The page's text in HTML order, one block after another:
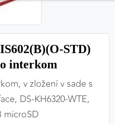
STD)
interkom
v zložení v sade s
DS-KH6320-WTE,
microSD
na správne fungovanie